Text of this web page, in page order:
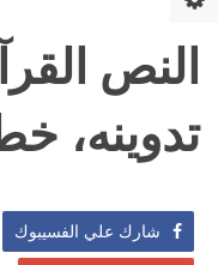
النص
تدوينه،
شارك علي الفسيبوك